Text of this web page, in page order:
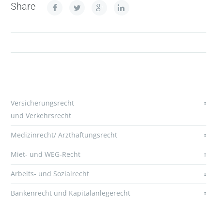
Share
Versicherungsrecht
und Verkehrsrecht
Medizinrecht/ Arzthaftungsrecht
Miet- und WEG-Recht
Arbeits- und Sozialrecht
Bankenrecht und Kapitalanlegerecht